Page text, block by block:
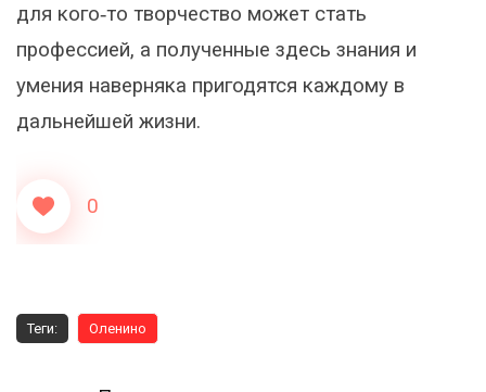
для кого‑то творчество может стать
профессией, а полученные здесь знания и
умения наверняка пригодятся каждому в
дальнейшей жизни.
0
Теги: Оленино